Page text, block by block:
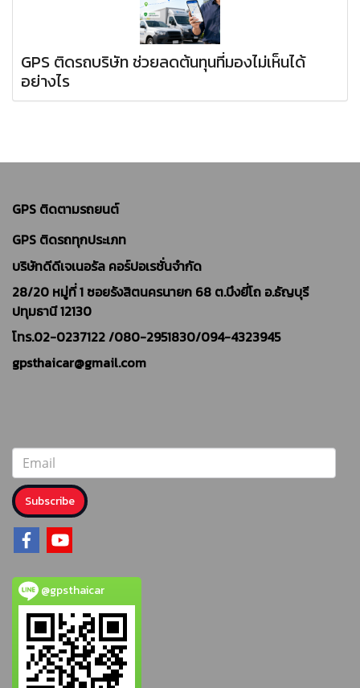
GPS ติดรถบริษัท ช่วยลดต้นทุนที่มองไม่เห็นได้
อย่างไร
GPS ติดตามรถยนต์
GPS ติดรถทุกประเภท
บริษัทดีดีเจเนอรัล คอร์ปอเรชั่นจำกัด
28/20 หมู่ที่ 1 ซอยรังสิตนครนายก 68 ต.บึงยี่โถ อ.ธัญบุรี
ปทุมธานี 12130
โทร.02-0237122 /080-2951830/094-4323945
gpsthaicar@gmail.com
Subscribe
@gpsthaicar